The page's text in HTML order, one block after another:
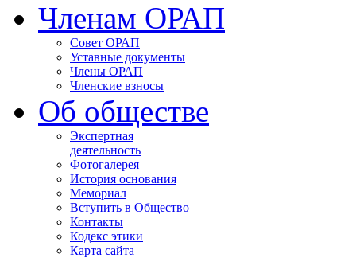
Членам ОРАП
Совет ОРАП
Уставные документы
Члены ОРАП
Членские взносы
Об обществе
Экспертная
деятельность
Фотогалерея
История основания
Мемориал
Вступить в Общество
Контакты
Кодекс этики
Карта сайта